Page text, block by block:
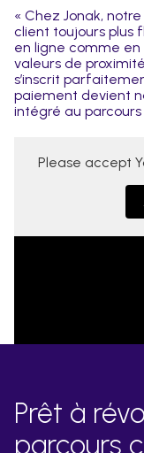
« Chez Jonak,
client toujours plus
en ligne comme en
valeurs de
s’inscrit
paiement devient
intégré au parcours
Please accept
Prêt à
parcours